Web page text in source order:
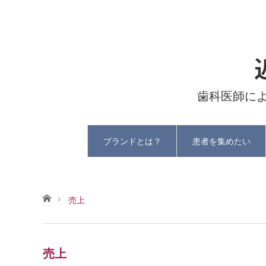
歯科医師に
ブランドとは？ 患者を集めたい
ホーム売上
売上